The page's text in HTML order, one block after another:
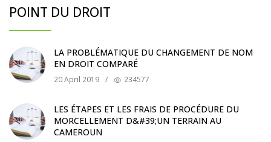
POINT DU DROIT
LA PROBLÉMATIQUE DU CHANGEMENT DE NOM
EN DROIT COMPARÉ
20 April 2019 / 234577
LES ÉTAPES ET LES FRAIS DE PROCÉDURE DU
MORCELLEMENT D&#39;UN TERRAIN AU
CAMEROUN